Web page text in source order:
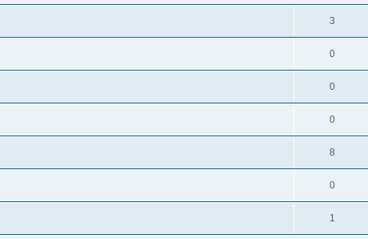
3
0
0
0
8
0
1